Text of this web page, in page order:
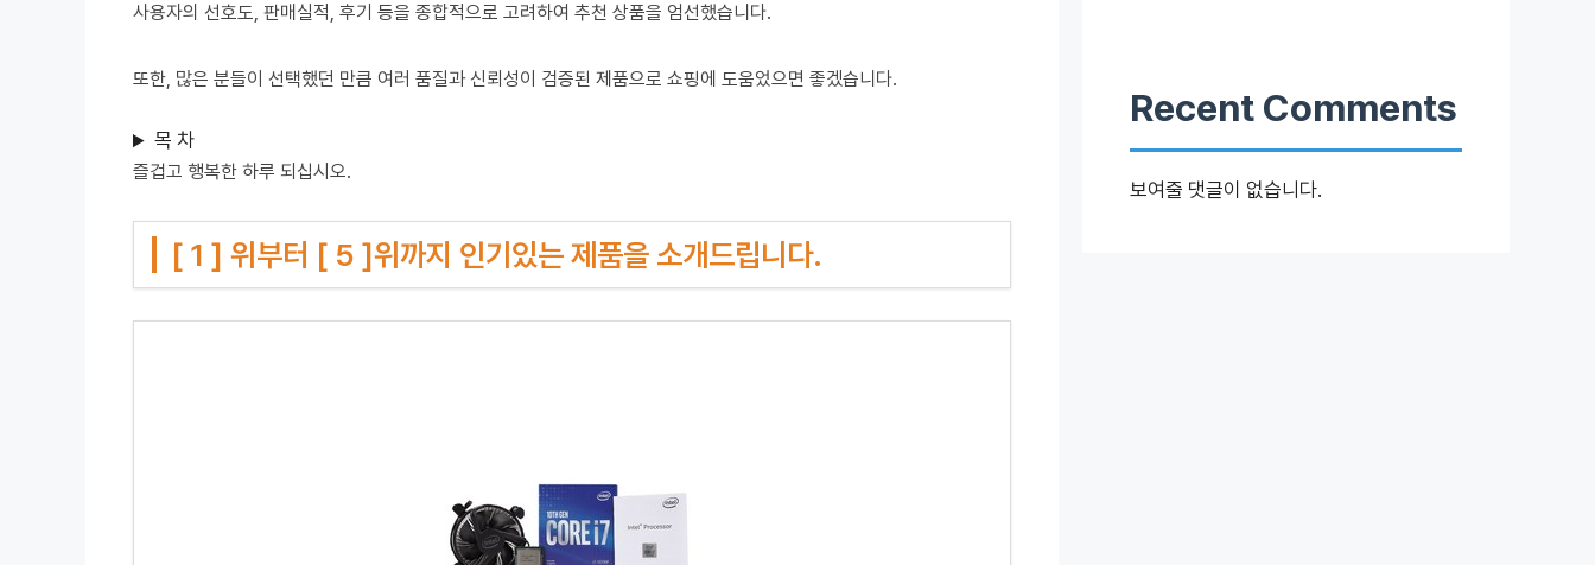
사용자의 선호도, 판매실적, 후기 등을 종합적으로 고려하여 추천 상품을 엄선했습니다.
또한, 많은 분들이 선택했던 만큼 여러 품질과 신뢰성이 검증된 제품으로 쇼핑에 도움었으면 좋겠습니다.
목 차
즐겁고 행복한 하루 되십시오.
[ 1 ] 위부터 [ 5 ]위까지 인기있는 제품을 소개드립니다.
Recent Comments
보여줄 댓글이 없습니다.